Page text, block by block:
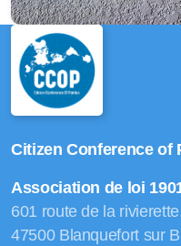
Citizen Conference of
Association de loi
601 route de la
47500 Blanquefort sur